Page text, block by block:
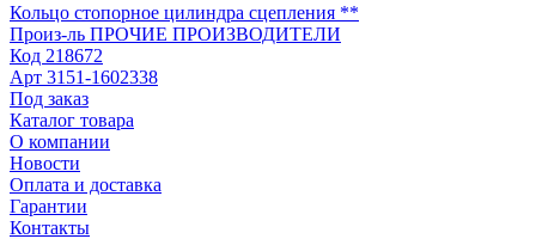
Кольцо стопорное цилиндра сцепления **
Произ-ль ПРОЧИЕ ПРОИЗВОДИТЕЛИ
Код 218672
Арт 3151-1602338
Под заказ
Каталог товара
О компании
Новости
Оплата и доставка
Гарантии
Контакты